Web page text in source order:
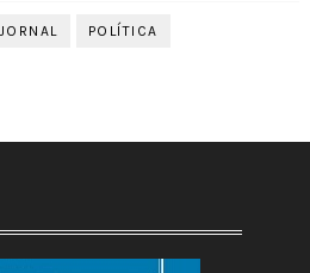
JORNAL POLÍTICA